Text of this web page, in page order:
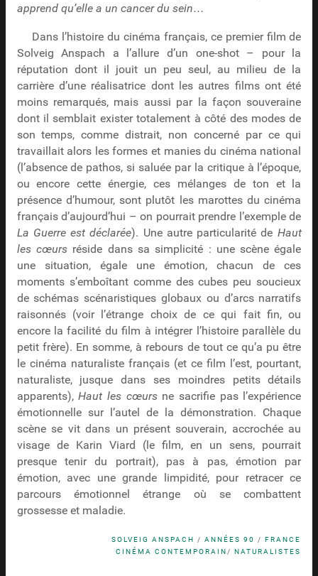
apprend qu’elle a un cancer du sein…
Dans l’histoire du cinéma français, ce premier film de
Solveig Anspach a l’allure d’un one-shot – pour la
réputation dont il jouit un peu seul, au milieu de la
carrière d’une réalisatrice dont les autres films ont été
moins remarqués, mais aussi par la façon souveraine
dont il semblait exister totalement à côté des modes de
son temps, comme distrait, non concerné par ce qui
travaillait alors les formes et manies du cinéma national
(l’absence de pathos, si saluée par la critique à l’époque,
ou encore cette énergie, ces mélanges de ton et la
présence d’humour, sont plutôt les marottes du cinéma
français d’aujourd’hui – on pourrait prendre l’exemple de
La Guerre est déclarée). Une autre particularité de Haut
les cœursréside dans sa simplicité : une scène égale
une situation, égale une émotion, chacun de ces
moments s’emboîtant comme des cubes peu soucieux
de schémas scénaristiques globaux ou d’arcs narratifs
raisonnés (voir l’étrange choix de ce qui fait fin, ou
encore la facilité du film à intégrer l’histoire parallèle du
petit frère). En somme, à rebours de tout ce qu’a pu être
le cinéma naturaliste français (et ce film l’est, pourtant,
naturaliste, jusque dans ses moindres petits détails
apparents),Haut les cœursne sacrifie pas l’expérience
émotionnelle sur l’autel de la démonstration. Chaque
scène se vit dans un présent souverain, accrochée au
visage de Karin Viard (le film, en un sens, pourrait
presque tenir du portrait), pas à pas, émotion par
émotion, avec une grande limpidité, pour retracer ce
parcours émotionnel étrange où se combattent
grossesse et maladie.
SOLVEIG ANSPACH /ANNÉES 90 /FRANCE
CINÉMA CONTEMPORAIN/NATURALISTES